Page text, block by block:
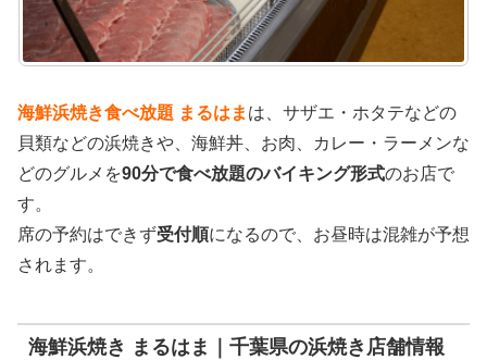
海鮮浜焼き食べ放題 まるはま は、サザエ・ホタテなどの
貝類などの浜焼きや、海鮮丼、お肉、カレー・ラーメンな
どのグルメを90分で食べ放題のバイキング形式のお店で
す。
席の予約はできず受付順になるので、お昼時は混雑が予想
されます。
海鮮浜焼き まるはま｜千葉県の浜焼き店舗情報